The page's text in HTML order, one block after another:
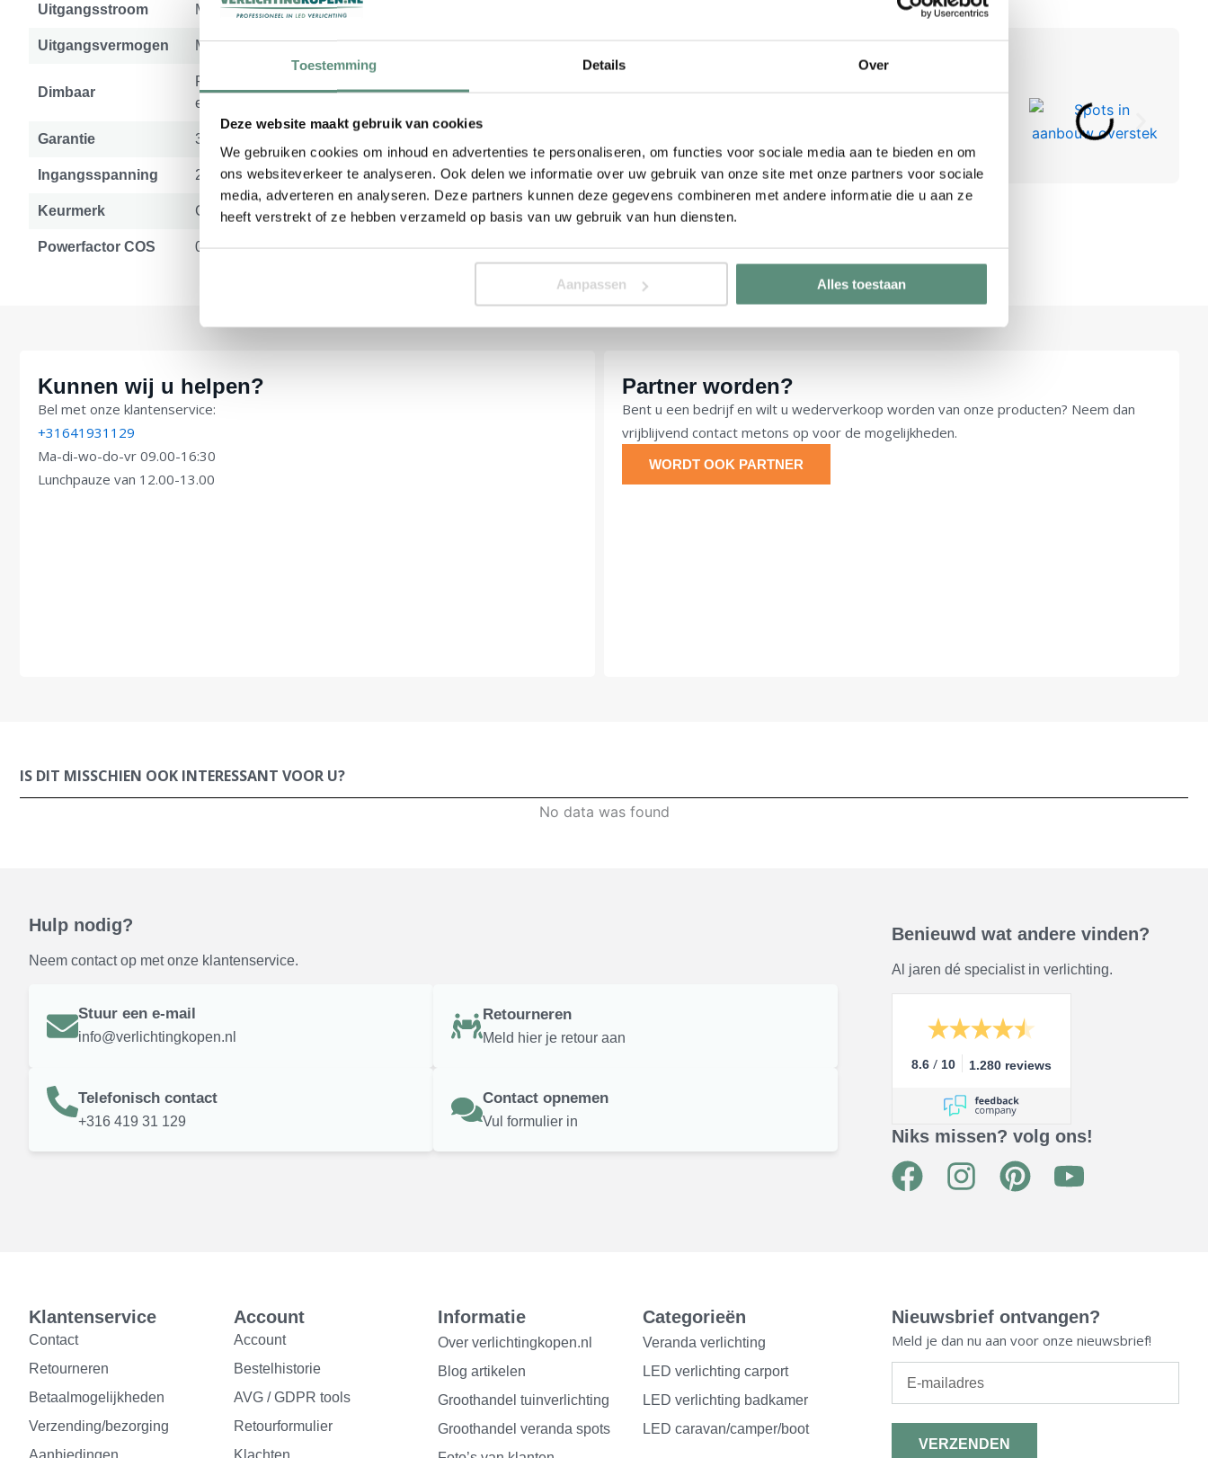
Toestemming Details Over
Deze website maakt gebruik van cookies
We gebruiken cookies om inhoud en advertenties te personaliseren, om functies voor sociale media aan te bieden en om
ons websiteverkeer te analyseren. Ook delen we informatie over uw gebruik van onze site met onze partners voor sociale
media, adverteren en analyseren. Deze partners kunnen deze gegevens combineren met andere informatie die u aan ze
heeft verstrekt of ze hebben verzameld op basis van uw gebruik van hun diensten.
Aanpassen Alles toestaan
Uitgangsstroom Maximaal 5A
Uitgangsvermogen Maximaal 60W
Dimbaar
Primaire (230V zijde) niet – Secundaire zijde is te dimmen met
een 12V dimmer
Garantie 3 jaar
Ingangsspanning 230Vac
Keurmerk CE, Rohs
Powerfactor COS 0,9
Inspiratie met onze producten
Kunnen wij u helpen?
Bel met onze klantenservice:
+31641931129
Ma-di-wo-do-vr 09.00-16:30
Lunchpauze van 12.00-13.00
Partner worden?
Bent u een bedrijf en wilt u wederverkoop worden van onze producten? Neem dan
vrijblijvend contact metons op voor de mogelijkheden.
WORDT OOK PARTNER
IS DIT MISSCHIEN OOK INTERESSANT VOOR U?
No data was found
Hulp nodig?
Neem contact op met onze klantenservice.
Stuur een e-mail
info@verlichtingkopen.nl
Retourneren
Meld hier je retour aan
Telefonisch contact
+316 419 31 129
Contact opnemen
Vul formulier in
Benieuwd wat andere vinden?
Al jaren dé specialist in verlichting.
8.6 / 10 1.280 reviews
Niks missen? volg ons!
F
b
o
o
k
I
a
g
r
a
m
P
r
e
s
t
Y
b
e
Klantenservice
Contact
Retourneren
Betaalmogelijkheden
Verzending/bezorging
Aanbiedingen
Account
Account
Bestelhistorie
AVG / GDPR tools
Retourformulier
Klachten
Informatie
Over verlichtingkopen.nl
Blog artikelen
Groothandel tuinverlichting
Groothandel veranda spots
Categorieën
Veranda verlichting
LED verlichting carport
LED verlichting badkamer
LED caravan/camper/boot
Nieuwsbrief ontvangen?
Meld je dan nu aan voor onze nieuwsbrief!
VERZENDEN